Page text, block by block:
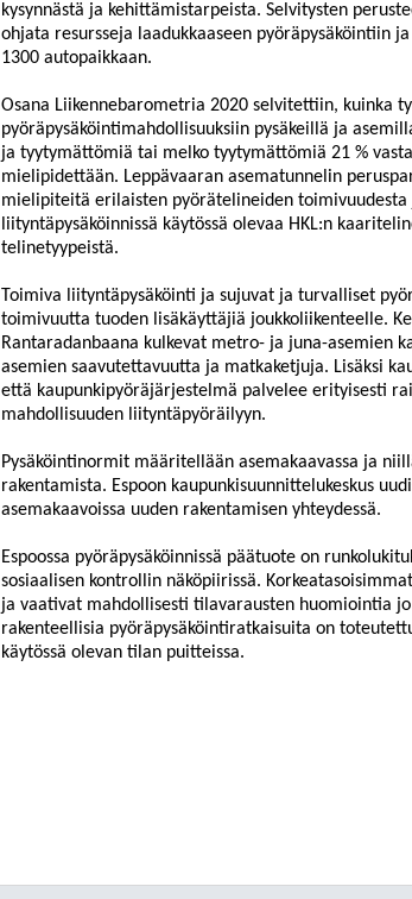
kysynnästä ja kehittämistarpeista. Selvitysten
ohjata resursseja laadukkaaseen pyöräpysäköintiin
1300 autopaikkaan.
Osana Liikennebarometria 2020 selvitettiin, kuinka
pyöräpysäköintimahdollisuuksiin pysäkeillä ja
ja tyytymättömiä tai melko tyytymättömiä 21 %
mielipidettään. Leppävaaran asematunnelin
mielipiteitä erilaisten pyörätelineiden toimivuudesta
liityntäpysäköinnissä käytössä olevaa HKL:n
telinetyypeistä.
Toimiva liityntäpysäköinti ja sujuvat ja turvalliset
toimivuutta tuoden lisäkäyttäjiä joukkoliikenteelle.
Rantaradanbaana kulkevat metro- ja juna-asemien
asemien saavutettavuutta ja matkaketjuja. Lisäksi
että kaupunkipyöräjärjestelmä palvelee erityisesti
mahdollisuuden liityntäpyöräilyyn.
Pysäköintinormit määritellään asemakaavassa ja
rakentamista. Espoon kaupunkisuunnittelukeskus
asemakaavoissa uuden rakentamisen yhteydessä.
Espoossa pyöräpysäköinnissä päätuote on
sosiaalisen kontrollin näköpiirissä.
ja vaativat mahdollisesti tilavarausten huomiointia
rakenteellisia pyöräpysäköintiratkaisuita on
käytössä olevan tilan puitteissa.